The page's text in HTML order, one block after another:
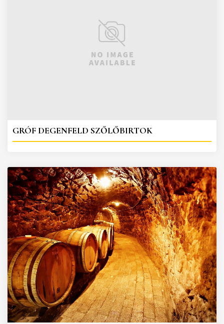
GRÓF DEGENFELD SZŐLŐBIRTOK